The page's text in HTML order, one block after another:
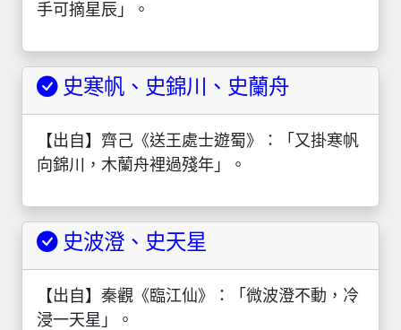
手可摘星辰」。
史寒帆、史錦川、史蘭舟
【出自】齊己《送王處士遊蜀》：「又掛寒帆
向錦川，木蘭舟裡過殘年」。
史波澄、史天星
【出自】秦觀《臨江仙》：「微波澄不動，冷
浸一天星」。